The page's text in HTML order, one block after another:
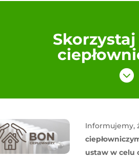

Informujemy,
ustaw w celu